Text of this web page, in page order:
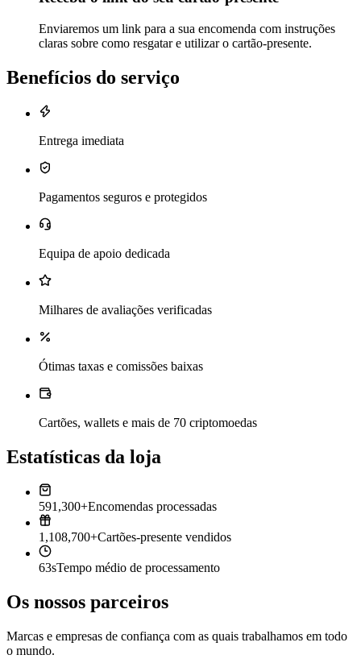
Enviaremos um link para a sua encomenda com instruções
claras sobre como resgatar e utilizar o cartão-presente.
Benefícios do serviço
Entrega imediata
Pagamentos seguros e protegidos
Equipa de apoio dedicada
Milhares de avaliações verificadas
Ótimas taxas e comissões baixas
Cartões, wallets e mais de 70 criptomoedas
Estatísticas da loja
591,300+Encomendas processadas
1,108,700+Cartões-presente vendidos
63sTempo médio de processamento
Os nossos parceiros
Marcas e empresas de confiança com as quais trabalhamos em todo
o mundo.